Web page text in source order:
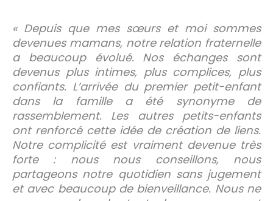
« Depuis que mes sœurs et moi sommes
devenues mamans, notre relation fraternelle
a beaucoup évolué. Nos échanges sont
devenus plus intimes, plus complices, plus
confiants. L’arrivée du premier petit-enfant
dans la famille a été synonyme de
rassemblement. Les autres petits-enfants
ont renforcé cette idée de création de liens.
Notre complicité est vraiment devenue très
forte : nous nous conseillons, nous
partageons notre quotidien sans jugement
et avec beaucoup de bienveillance. Nous ne